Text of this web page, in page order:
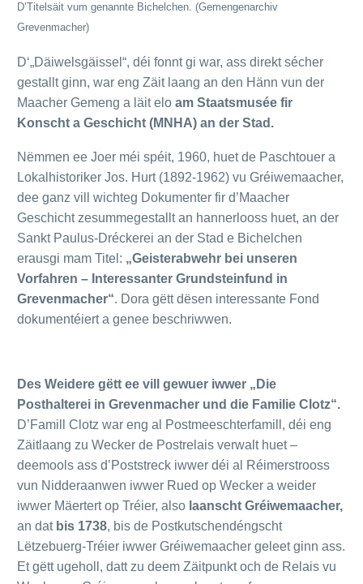
D’Titelsäit vum genannte Bichelchen. (Gemengenarchiv
Grevenmacher)
D‘„Däiwelsgäissel“, déi fonnt gi war, ass direkt sécher
gestallt ginn, war eng Zäit laang an den Hänn vun der
Maacher Gemeng a läit elo am Staatsmusée fir
Konscht a Geschicht (MNHA) an der Stad.
Nëmmen ee Joer méi spéit, 1960, huet de Paschtouer a
Lokalhistoriker Jos. Hurt (1892-1962) vu Gréiwemaacher,
dee ganz vill wichteg Dokumenter fir d’Maacher
Geschicht zesummegestallt an hannerlooss huet, an der
Sankt Paulus-Dréckerei an der Stad e Bichelchen
erausgi mam Titel: „Geisterabwehr bei unseren
Vorfahren – Interessanter Grundsteinfund in
Grevenmacher“. Dora gëtt dësen interessante Fond
dokumentéiert a genee beschriwwen.
Des Weidere gëtt ee vill gewuer iwwer „Die
Posthalterei in Grevenmacher und die Familie Clotz“.
D’Famill Clotz war eng al Postmeeschterfamill, déi eng
Zäitlaang zu Wecker de Postrelais verwalt huet –
deemools ass d’Poststreck iwwer déi al Réimerstrooss
vun Nidderaanwen iwwer Rued op Wecker a weider
iwwer Mäertert op Tréier, also laanscht Gréiwemaacher,
an dat bis 1738, bis de Postkutschendéngscht
Lëtzebuerg-Tréier iwwer Gréiwemaacher geleet ginn ass.
Et gëtt ugeholl, datt zu deem Zäitpunkt och de Relais vu